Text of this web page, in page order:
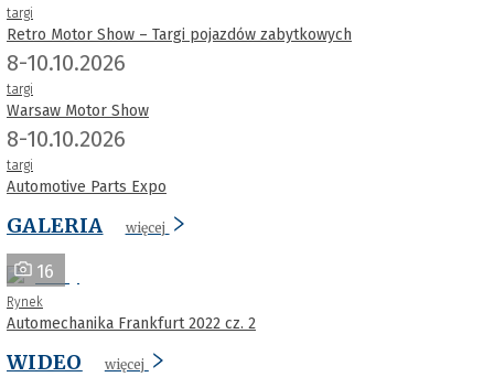
targi
Retro Motor Show – Targi pojazdów zabytkowych
8-10.10.2026
targi
Warsaw Motor Show
8-10.10.2026
targi
Automotive Parts Expo
GALERIA więcej
16
Rynek
Automechanika Frankfurt 2022 cz. 2
WIDEO więcej